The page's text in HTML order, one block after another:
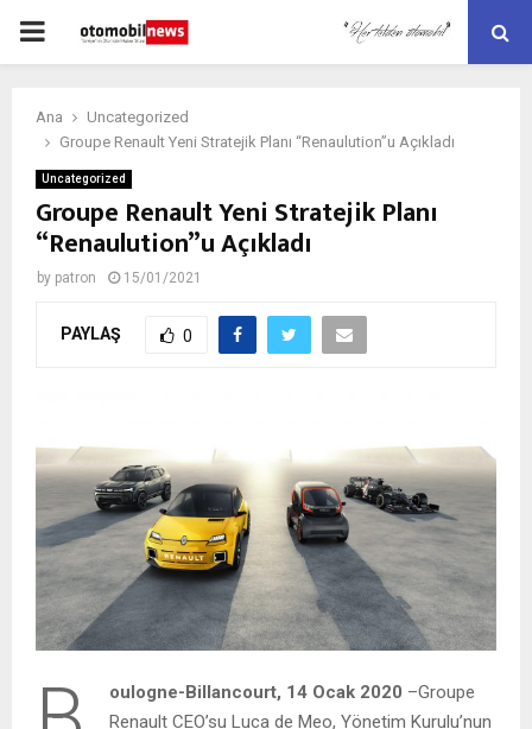
PRIMARY
Ana
Uncategorized
Groupe Renault Yeni Stratejik Planı “Renaulution”u Açıkladı
Uncategorized
Groupe Renault Yeni Stratejik Planı
“Renaulution”u Açıkladı
by patron 15/01/2021
PAYLAŞ 0
oulogne-Billancourt, 14 Ocak 2020 –Groupe
Renault CEO’su Luca de Meo, Yönetim Kurulu’nun